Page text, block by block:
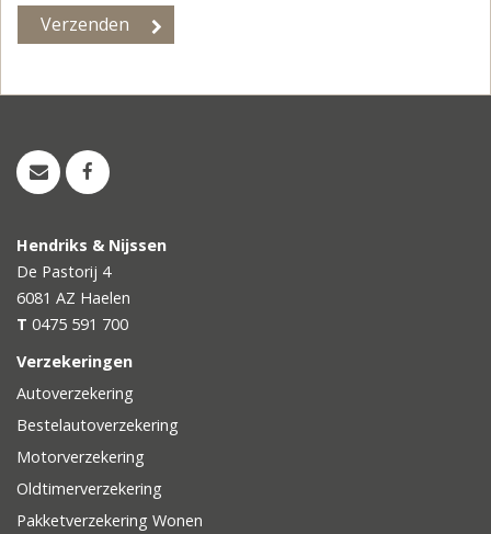
Hendriks & Nijssen
De Pastorij 4
6081 AZ Haelen
T 0475 591 700
Verzekeringen
Autoverzekering
Bestelautoverzekering
Motorverzekering
Oldtimerverzekering
Pakketverzekering Wonen